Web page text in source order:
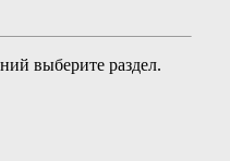
выберите раздел.